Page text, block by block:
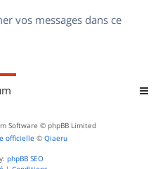
vos messages dans ce
Software © phpBB Limited
officielle © Qiaeru
phpBB SEO